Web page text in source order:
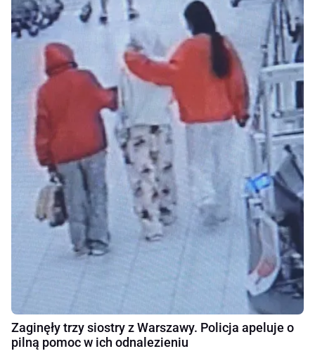
Zaginęły trzy siostry z Warszawy. Policja apeluje o
pilną pomoc w ich odnalezieniu